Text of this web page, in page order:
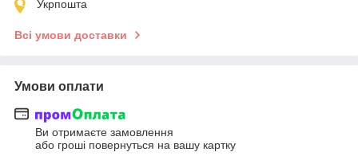
Укрпошта
Всі умови доставки
Умови оплати
Ви отримаєте замовлення
або гроші повернуться на вашу картку